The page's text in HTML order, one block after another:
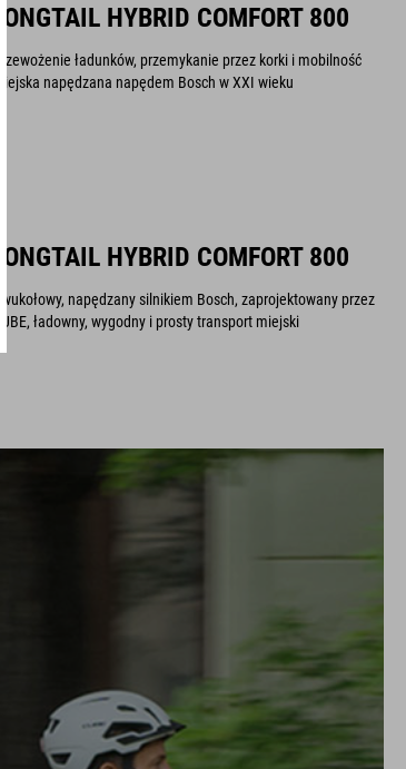
LONGTAIL HYBRID COMFORT 800
Przewożenie ładunków, przemykanie przez korki i mobilność
miejska napędzana napędem Bosch w XXI wieku
LONGTAIL HYBRID COMFORT 800
Dwukołowy, napędzany silnikiem Bosch, zaprojektowany przez
CUBE, ładowny, wygodny i prosty transport miejski